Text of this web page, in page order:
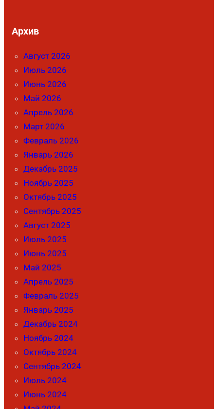
Архив
Август 2026
Июль 2026
Июнь 2026
Май 2026
Апрель 2026
Март 2026
Февраль 2026
Январь 2026
Декабрь 2025
Ноябрь 2025
Октябрь 2025
Сентябрь 2025
Август 2025
Июль 2025
Июнь 2025
Май 2025
Апрель 2025
Февраль 2025
Январь 2025
Декабрь 2024
Ноябрь 2024
Октябрь 2024
Сентябрь 2024
Июль 2024
Июнь 2024